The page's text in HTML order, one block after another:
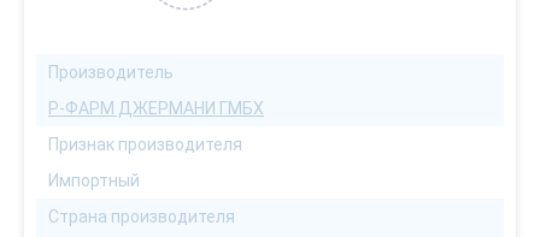
Производитель
Р-ФАРМ ДЖЕРМАНИ ГМБХ
Признак производителя
Импортный
Страна производителя